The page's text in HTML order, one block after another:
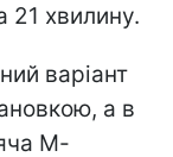
21 хвилину.
варіант
а в
М-